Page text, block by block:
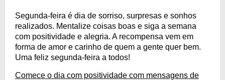
Segunda-feira é dia de sorriso, surpresas e sonhos
realizados. Mentalize coisas boas e siga a semana
com positividade e alegria. A recompensa vem em
forma de amor e carinho de quem a gente quer bem.
Uma feliz segunda-feira a todos!
Comece o dia com positividade com mensagens de